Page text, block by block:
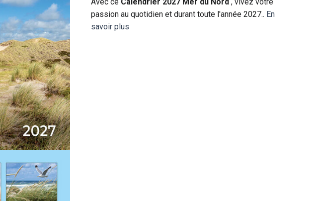
passion au quotidien et durant toute l'année 2027.. En
savoir plus